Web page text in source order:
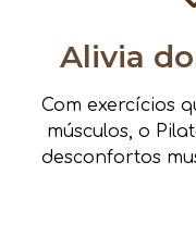
Alivia
Com exercícios
músculos, o
desconfortos